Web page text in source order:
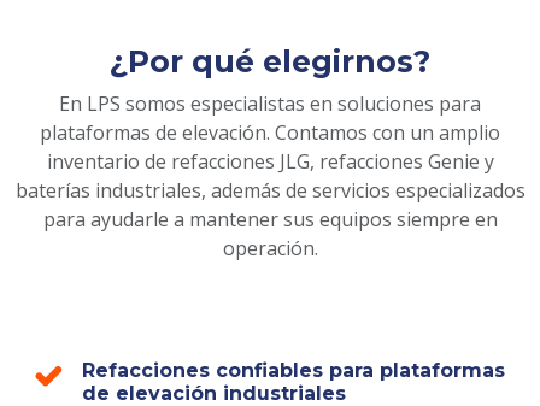
¿Por qué elegirnos?
En LPS somos especialistas en soluciones para
plataformas de elevación. Contamos con un amplio
inventario de refacciones JLG, refacciones Genie y
baterías industriales, además de servicios especializados
para ayudarle a mantener sus equipos siempre en
operación.
Refacciones confiables para plataformas
de elevación industriales